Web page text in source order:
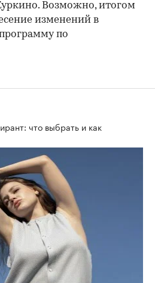
Возможно, итогом
изменений в
по
что выбрать и как